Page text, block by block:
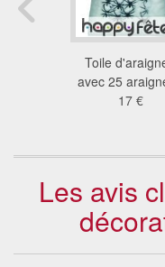
Toile
avec 25
17 €
Les avis